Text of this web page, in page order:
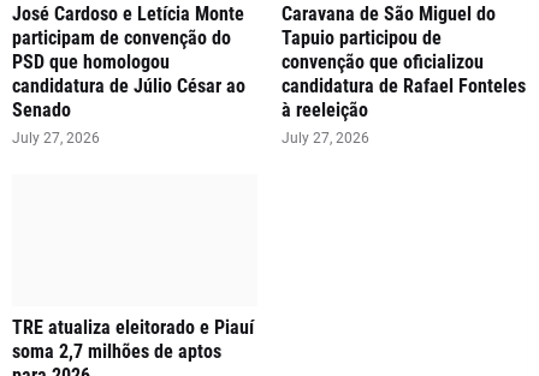
José Cardoso e Letícia Monte
participam de convenção do
PSD que homologou
candidatura de Júlio César ao
Senado
July 27, 2026
Caravana de São Miguel do
Tapuio participou de
convenção que oficializou
candidatura de Rafael Fonteles
à reeleição
July 27, 2026
TRE atualiza eleitorado e Piauí
soma 2,7 milhões de aptos